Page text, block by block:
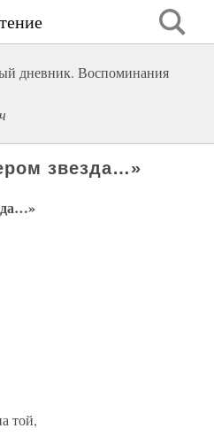
дневник. Воспоминания
звезда…»
той,